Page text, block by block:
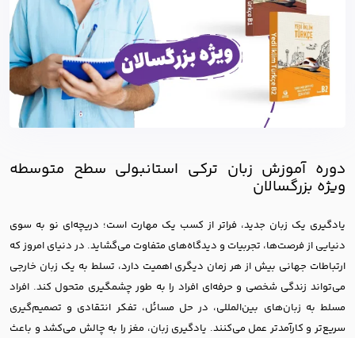
دوره آموزش زبان ترکی استانبولی سطح متوسطه
ویژه بزرگسالان
یادگیری یک زبان جدید، فراتر از کسب یک مهارت است؛ دریچه‌ای نو به سوی
دنیایی از فرصت‌ها، تجربیات و دیدگاه‌های متفاوت می‌گشاید. در دنیای امروز که
ارتباطات جهانی بیش از هر زمان دیگری اهمیت دارد، تسلط به یک زبان خارجی
می‌تواند زندگی شخصی و حرفه‌ای افراد را به طور چشمگیری متحول کند. افراد
مسلط به زبان‌های بین‌المللی، در حل مسائل، تفکر انتقادی و تصمیم‌گیری
سریع‌تر و کارآمدتر عمل می‌کنند. یادگیری زبان، مغز را به چالش می‌کشد و باعث